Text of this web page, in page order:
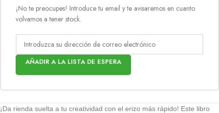
¡No te preocupes! Introduce tu email y te avisaremos en cuanto
volvamos a tener stock.
AÑADIR A LA LISTA DE ESPERA
¡Da rienda suelta a tu creatividad con el erizo más rápido! Este libro